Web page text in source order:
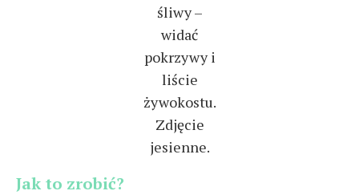
śliwy –
widać
pokrzywy i
liście
żywokostu.
Zdjęcie
jesienne.
Jak to zrobić?